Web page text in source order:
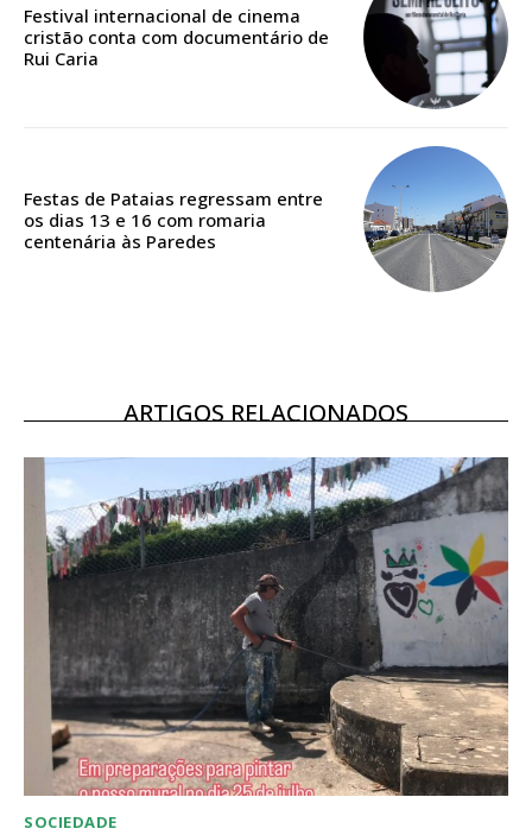
casa
Acesso ao conteúdo online
Acesso aos conteúdos Exclusivos para
Escolha o plano
16€
12 meses
Acesso ao conteúdo online
Acesso aos conteúdos Exclusivos para
assinantes
Ofertas para assinatura anual
Escolha o plano
Festival internacional de cinema
cristão conta com documentário de
Rui Caria
Festas de Pataias regressam entre
os dias 13 e 16 com romaria
centenária às Paredes
ARTIGOS RELACIONADOS
SOCIEDADE